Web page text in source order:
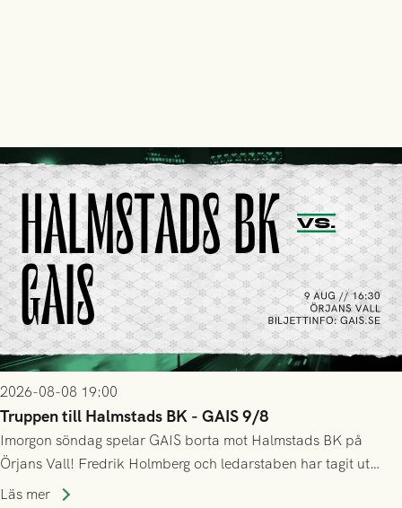
2026-08-08 19:00
Truppen till Halmstads BK - GAIS 9/8
Imorgon söndag spelar GAIS borta mot Halmstads BK på
Örjans Vall! Fredrik Holmberg och ledarstaben har tagit ut
följande trupp till matchen:
Läs mer